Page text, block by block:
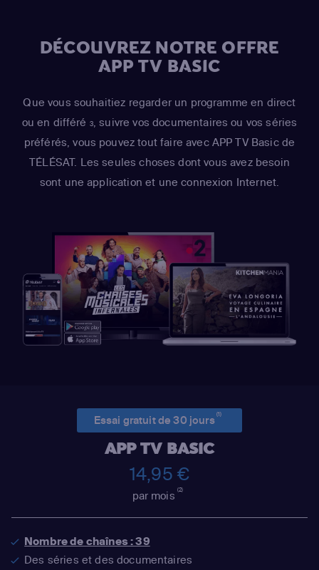
DÉCOUVREZ NOTRE OFFRE
APP TV BASIC
Que vous souhaitiez regarder un programme en direct
ou en différé 3
, suivre vos documentaires ou vos séries
préférés, vous pouvez tout faire avec APP TV Basic de
TÉLÉSAT. Les seules choses dont vous avez besoin
sont une application et une connexion Internet.
Essai gratuit de 30 jours(1)
APP TV BASIC
14,95 €
par mois(2)
Nombre de chaînes : 39
Des séries et des documentaires